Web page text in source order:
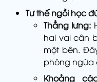
Tư thế ngồi học
Thẳng lưng:
hai vai cân
một bên.
phòng ngừa
Khoảng